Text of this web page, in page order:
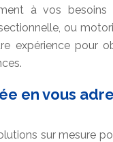
à vos
ou
expérience pour
en vous
sur mesure